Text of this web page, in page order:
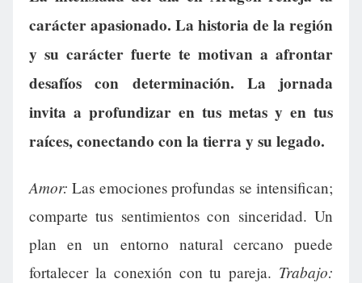
carácter apasionado. La historia de la región
y su carácter fuerte te motivan a afrontar
desafíos con determinación. La jornada
invita a profundizar en tus metas y en tus
raíces, conectando con la tierra y su legado.
Amor: Las emociones profundas se intensifican;
comparte tus sentimientos con sinceridad. Un
plan en un entorno natural cercano puede
fortalecer la conexión con tu pareja. Trabajo: